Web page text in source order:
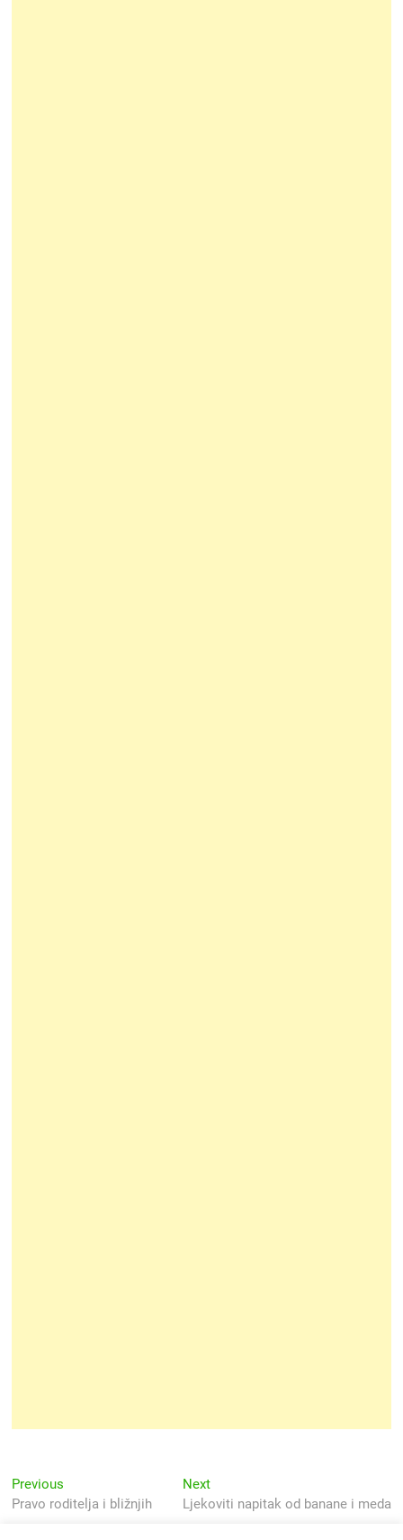
Navigacija
objava
Previous
post:
Pravo roditelja i bližnjih
NextNext
post:
Ljekoviti napitak od banane i meda